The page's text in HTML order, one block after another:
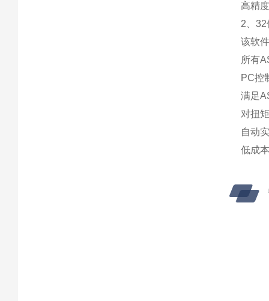
高精
2、
该软
所有
PC控
满足
对扭
自动
低成